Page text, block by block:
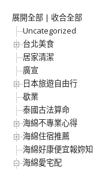
展開全部 | 收合全部
Uncategorized
台北美食
居家清潔
廣宣
日本旅遊自由行
歇業
泰國古法算命
海綿不專業心得
海綿住宿推薦
海綿好康便宜報妳知
海綿愛宅配